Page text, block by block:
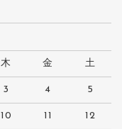
木 金 土
3 4 5
10 11 12